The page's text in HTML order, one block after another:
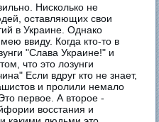
Нисколько не
оставляющих свои
в Украине. Однако
ввиду. Когда кто-то в
"Слава Украине!" и
что это лозунги
Если вдруг кто не знает,
и пролили немало
первое. А второе -
восстания и